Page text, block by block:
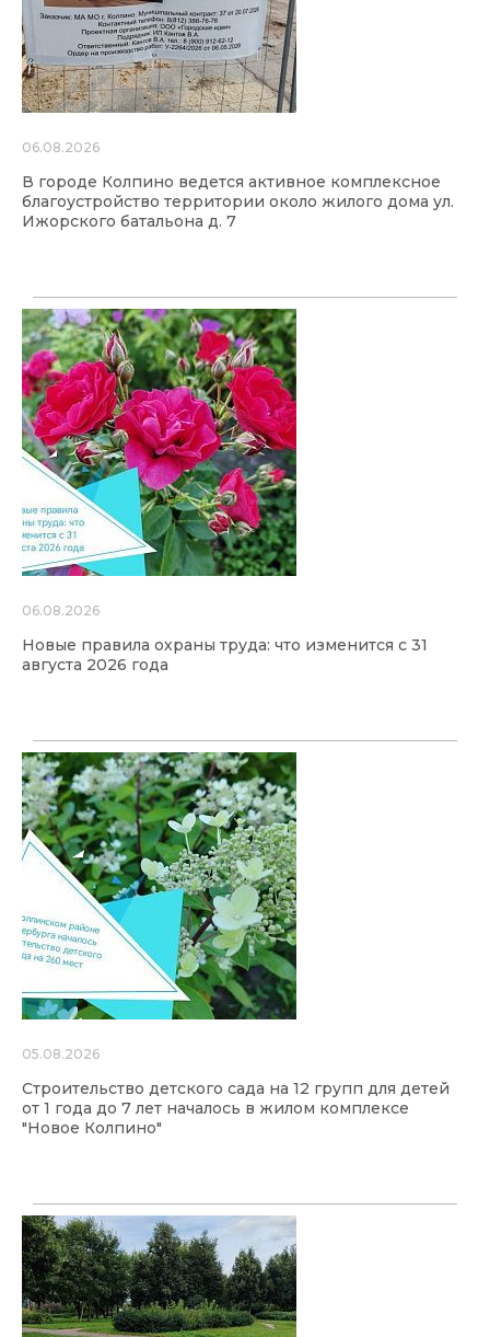
06.08.2026
В городе Колпино ведется активное комплексное
благоустройство территории около жилого дома ул.
Ижорского батальона д. 7
06.08.2026
Новые правила охраны труда: что изменится с 31
августа 2026 года
05.08.2026
Строительство детского сада на 12 групп для детей
от 1 года до 7 лет началось в жилом комплексе
"Новое Колпино"